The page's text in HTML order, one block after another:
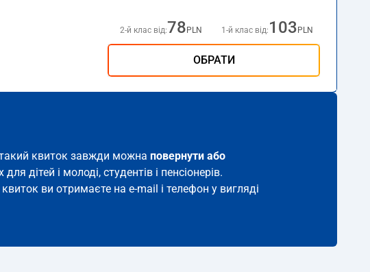
2-й клас від:78 PLN 1-й клас від: 103 PLN
ОБРАТИ
такий квиток завжди можна повернути або
дітей і молоді, студентів і пенсіонерів.
ви отримаєте на e-mail і телефон у вигляді